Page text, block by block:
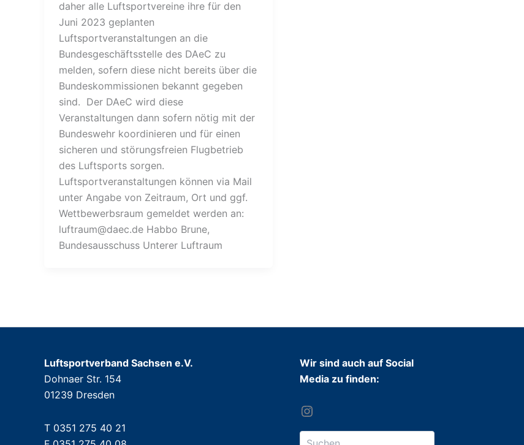
daher alle Luftsportvereine ihre für den
Juni 2023 geplanten
Luftsportveranstaltungen an die
Bundesgeschäftsstelle des DAeC zu
melden, sofern diese nicht bereits über die
Bundeskommissionen bekannt gegeben
sind. Der DAeC wird diese
Veranstaltungen dann sofern nötig mit der
Bundeswehr koordinieren und für einen
sicheren und störungsfreien Flugbetrieb
des Luftsports sorgen.
Luftsportveranstaltungen können via Mail
unter Angabe von Zeitraum, Ort und ggf.
Wettbewerbsraum gemeldet werden an:
luftraum@daec.de Habbo Brune,
Bundesausschuss Unterer Luftraum
Luftsportverband Sachsen e.V.
Dohnaer Str. 154
01239 Dresden
T 0351 275 40 21
Wir sind auch auf Social
Media zu finden: